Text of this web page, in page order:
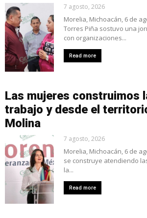
7 agosto, 2026
Morelia, Michoacán, 6 de
Torres Piña sostuvo una
con organizaciones...
Read more
Las mujeres construimos
trabajo y desde el
Molina
7 agosto, 2026
Morelia, Michoacán, 6 de
se construye atendiendo
la...
Read more